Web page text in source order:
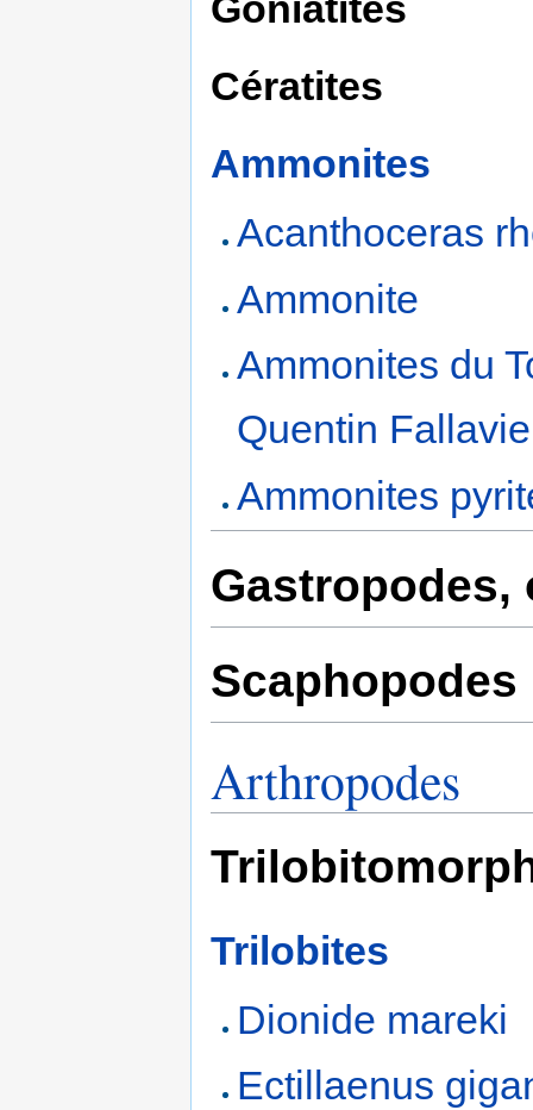
Cératites
Ammonites
Acanthoceras
Ammonite
Ammonites du
Quentin
Ammonites
Gastropodes,
Scaphopodes
Arthropodes
Trilobites
Dionide mareki
Ectillaenus